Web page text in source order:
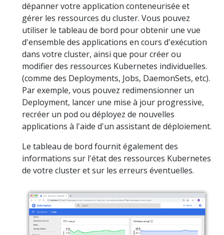
dépanner votre application conteneurisée et
gérer les ressources du cluster. Vous pouvez
utiliser le tableau de bord pour obtenir une vue
d'ensemble des applications en cours d'exécution
dans votre cluster, ainsi que pour créer ou
modifier des ressources Kubernetes individuelles.
(comme des Deployments, Jobs, DaemonSets, etc).
Par exemple, vous pouvez redimensionner un
Deployment, lancer une mise à jour progressive,
recréer un pod ou déployez de nouvelles
applications à l'aide d'un assistant de déploiement.
Le tableau de bord fournit également des
informations sur l'état des ressources Kubernetes
de votre cluster et sur les erreurs éventuelles.